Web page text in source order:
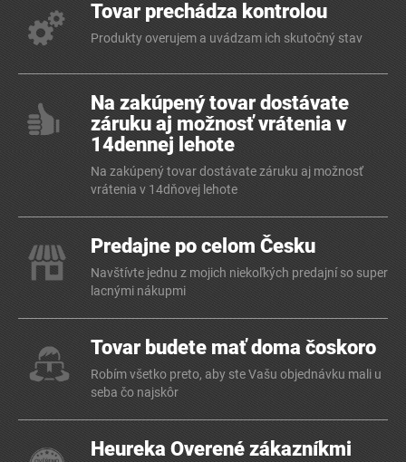
Tovar prechádza kontrolou
Produkty overujem a uvádzam ich skutočný stav
Na zakúpený tovar dostávate
záruku aj možnosť vrátenia v
14dennej lehote
Na zakúpený tovar dostávate záruku aj možnosť
vrátenia v 14dňovej lehote
Predajne po celom Česku
Navštívte jednu z mojich niekoľkých predajní so super
lacnými nákupmi
Tovar budete mať doma čoskoro
Robím všetko preto, aby ste Vašu objednávku mali u
seba čo najskôr
Heureka Overené zákazníkmi